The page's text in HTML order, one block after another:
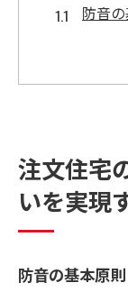
防音
音の
防音
音漏れを
注文住宅
いを実現
防音の基本原